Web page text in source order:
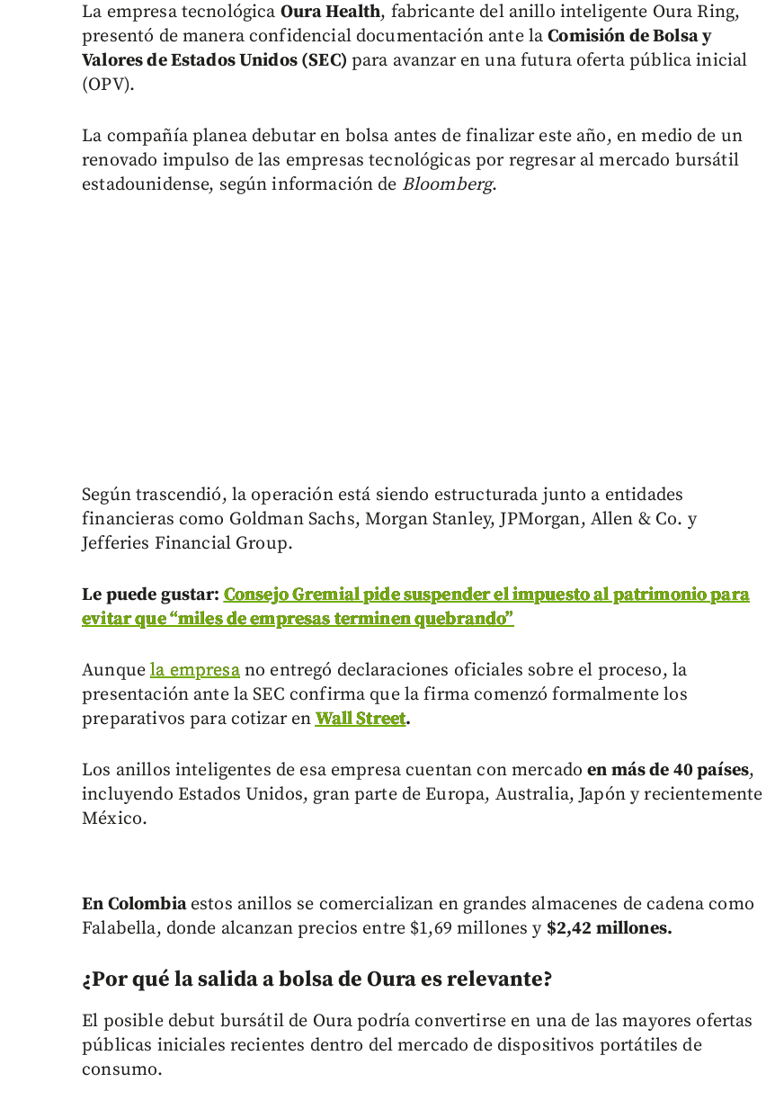
La empresa tecnológica Oura Health, fabricante del anillo inteligente Oura Ring,
presentó de manera confidencial documentación ante laComisión de Bolsa y
Valores de Estados Unidos (SEC) para avanzar en una futura oferta pública inicial
(OPV).
La compañía planea debutar en bolsa antes de finalizar este año, en medio de un
renovado impulso de las empresas tecnológicas por regresar al mercado bursátil
estadounidense, según información de Bloomberg.
Según trascendió, la operación está siendo estructurada junto a entidades
financieras como Goldman Sachs, Morgan Stanley, JPMorgan, Allen & Co. y
Jefferies Financial Group.
Le puede gustar:Consejo Gremial pide suspender el impuesto al patrimonio para
evitar que “miles de empresas terminen quebrando”
Aunquela empresano entregó declaraciones oficiales sobre el proceso, la
presentación ante la SEC confirma que la firma comenzó formalmente los
preparativos para cotizar enWall Street.
Los anillos inteligentes de esa empresa cuentan con mercadoen más de 40 países,
incluyendo Estados Unidos, gran parte de Europa, Australia, Japón y recientemente
México.
En Colombia estos anillos se comercializan en grandes almacenes de cadena como
Falabella, donde alcanzan precios entre $1,69 millones y $2,42 millones.
¿Por qué la salida a bolsa de Oura es relevante?
El posible debut bursátil de Oura podría convertirse en una de las mayores ofertas
públicas iniciales recientes dentro del mercado de dispositivos portátiles de
consumo.